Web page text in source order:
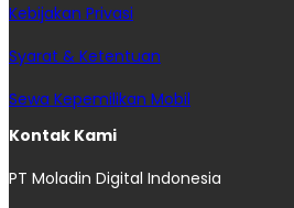
Kebijakan Privasi
Syarat & Ketentuan
Sewa Kepemilikan Mobil
Kontak Kami
PT Moladin Digital Indonesia